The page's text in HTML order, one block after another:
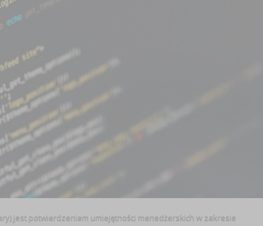
jest potwierdzeniem umiejętności menedżerskich w zakresie